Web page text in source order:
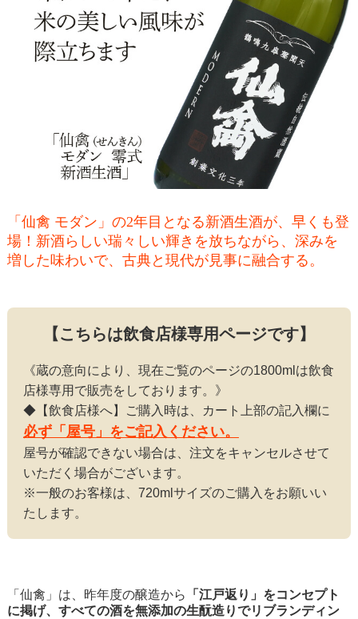
「仙禽 モダン」の2年目となる新酒生酒が、早くも登
場！新酒らしい瑞々しい輝きを放ちながら、深みを
増した味わいで、古典と現代が見事に融合する。
【こちらは飲食店様専用ページです】
《蔵の意向により、現在ご覧のページの1800mlは飲食
店様専用で販売をしております。》
◆【飲食店様へ】ご購入時は、カート上部の記入欄に
必ず「屋号」をご記入ください。
屋号が確認できない場合は、注文をキャンセルさせて
いただく場合がございます。
※一般のお客様は、720mlサイズのご購入をお願いい
たします。
「仙禽」は、昨年度の醸造から
「江戸返り」をコンセプト
に掲げ、すべての酒を無添加の生酛造りでリブランディン